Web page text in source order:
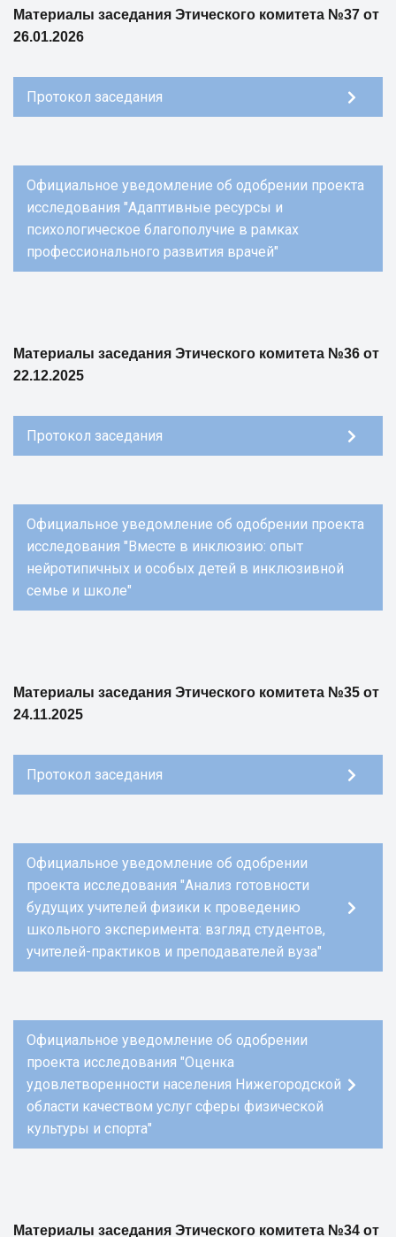
Материалы заседания Этического комитета №37 от
26.01.2026
Протокол заседания
Официальное уведомление об одобрении проекта
исследования "Адаптивные ресурсы и
психологическое благополучие в рамках
профессионального развития врачей"
Материалы заседания Этического комитета №36 от
22.12.2025
Протокол заседания
Официальное уведомление об одобрении проекта
исследования "Вместе в инклюзию: опыт
нейротипичных и особых детей в инклюзивной
семье и школе"
Материалы заседания Этического комитета №35 от
24.11.2025
Протокол заседания
Официальное уведомление об одобрении
проекта исследования "Анализ готовности
будущих учителей физики к проведению
школьного эксперимента: взгляд студентов,
учителей-практиков и преподавателей вуза"
Официальное уведомление об одобрении
проекта исследования "Оценка
удовлетворенности населения Нижегородской
области качеством услуг сферы физической
культуры и спорта"
Материалы заседания Этического комитета №34 от